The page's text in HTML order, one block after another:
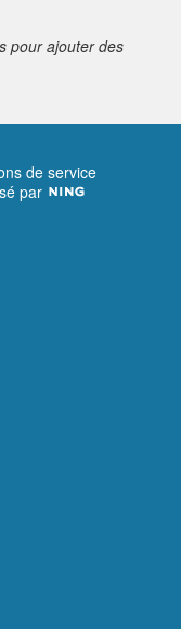
pour ajouter des
de service
par